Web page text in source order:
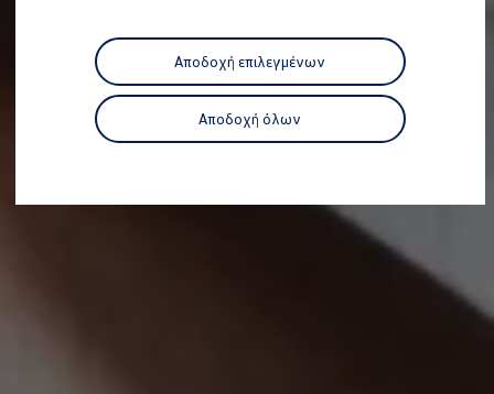
Αποδοχή επιλεγμένων
Αποδοχή όλων
Εξουσιοδοτημένο Δίκτυο Volkswagen
Αστυπάλαια: Κίνητρα Επιδότησης
Volkswagen Bulli - 75 Χρόνια Κληρονομιάς
Bulli magazine
VW Bus History